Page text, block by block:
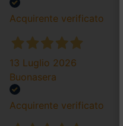
Acquirente verificato
13 Luglio 2026
Buonasera
Acquirente verificato